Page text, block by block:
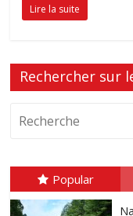
Lire la suite
Rechercher sur
Popular